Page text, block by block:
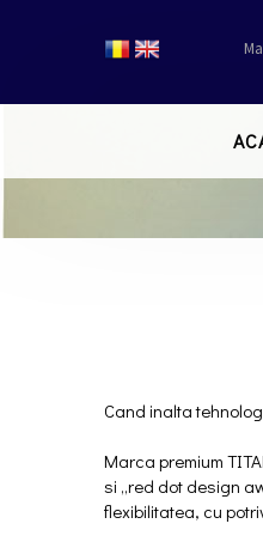
Cand inalta
Marca premium
si „red dot design
flexibilitatea, cu